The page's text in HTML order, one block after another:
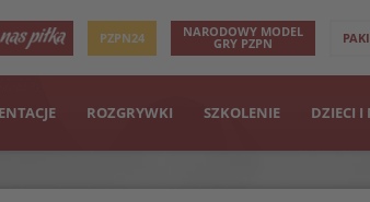
PZPN24 NARODOWY MODEL
GRY PZPN
ROZGRYWKI SZKOLENIE DZIECI I